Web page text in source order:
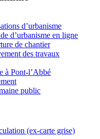
d’urbanisme
d’urbanisme en ligne
de chantier
des travaux
à Pont-l’Abbé
public
(ex-carte grise)